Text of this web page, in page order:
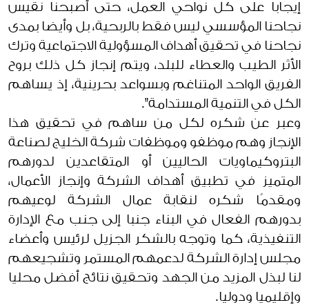
إيجابا على كل نواحي العمل، حتى أصبحنا نقيس
نجاحنا المؤسسي ليس فقط بالربحية، بل وأيضا بمدى
نجاحنا في تحقيق أهداف المسؤولية الاجتماعية وترك
الأثر الطيب والعطاء للبلد، ويتم إنجاز كل ذلك بروح
الفريق الواحد المتناغم وبسواعد بحرينية، إذ يساهم
الكل في التنمية المستدامة".
وعبر عن شكره لكل من ساهم في تحقيق هذا
الإنجاز وهم موظفو وموظفات شركة الخليج لصناعة
البتروكيماويات الحاليين أو المتقاعدين لدورهم
المتميز في تطبيق أهداف الشركة وإنجاز الأعمال،
ومقدمًا شكره لنقابة عمال الشركة لوعيهم
بدورهم الفعال في البناء جنبا إلى جنب مع الإدارة
التنفيذية، كما وتوجه بالشكر الجزيل لرئيس وأعضاء
مجلس إدارة الشركة لدعمهم المستمر وتشجيعهم
لنا لبذل المزيد من الجهد وتحقيق نتائج أفضل محليا
وإقليميا ودوليا.